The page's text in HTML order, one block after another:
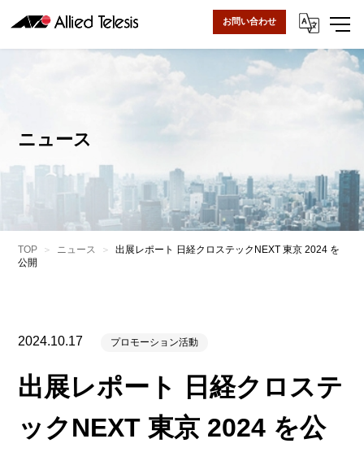
お問い合わせ
ニュース
TOP ニュース
出展レポート 日経クロステックNEXT 東京 2024 を
公開
2024.10.17 プロモーション活動
出展レポート 日経クロステ
ックNEXT 東京 2024 を公